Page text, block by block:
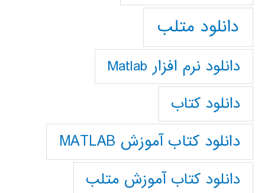
دانلود متلب
دانلود نرم افزار Matlab
دانلود کتاب
دانلود کتاب آموزش MATLAB
دانلود کتاب آموزش متلب